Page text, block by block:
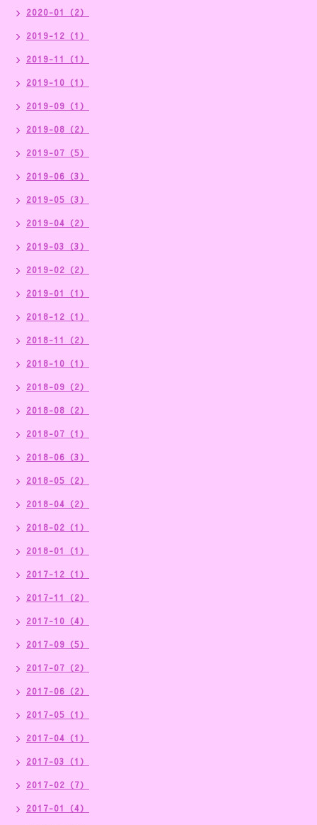
2020-01（2）
2019-12（1）
2019-11（1）
2019-10（1）
2019-09（1）
2019-08（2）
2019-07（5）
2019-06（3）
2019-05（3）
2019-04（2）
2019-03（3）
2019-02（2）
2019-01（1）
2018-12（1）
2018-11（2）
2018-10（1）
2018-09（2）
2018-08（2）
2018-07（1）
2018-06（3）
2018-05（2）
2018-04（2）
2018-02（1）
2018-01（1）
2017-12（1）
2017-11（2）
2017-10（4）
2017-09（5）
2017-07（2）
2017-06（2）
2017-05（1）
2017-04（1）
2017-03（1）
2017-02（7）
2017-01（4）